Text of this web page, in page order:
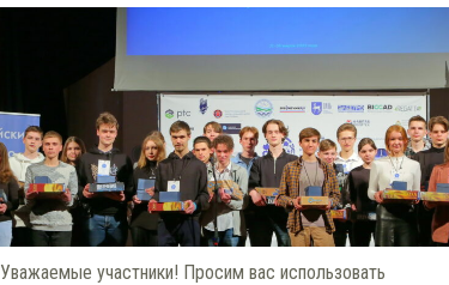
Уважаемые участники! Просим вас использовать